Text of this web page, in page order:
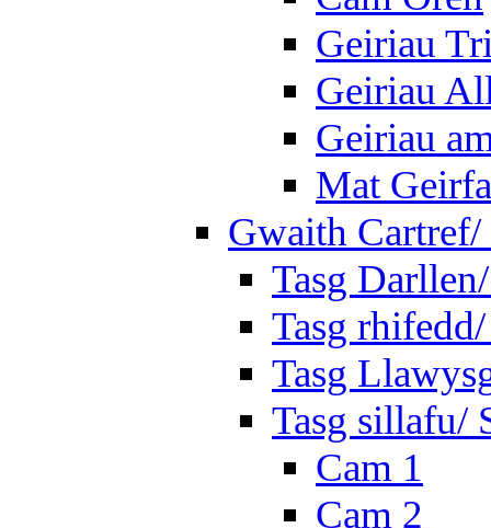
Geiriau
Geiriau
Geiriau
Mat
Gwaith
Tasg
Tasg
Tasg
Tasg sillafu/
Cam 1
Cam 2